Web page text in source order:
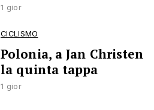
1 gior
CICLISMO
Polonia, a Jan Christen
la quinta tappa
1 gior